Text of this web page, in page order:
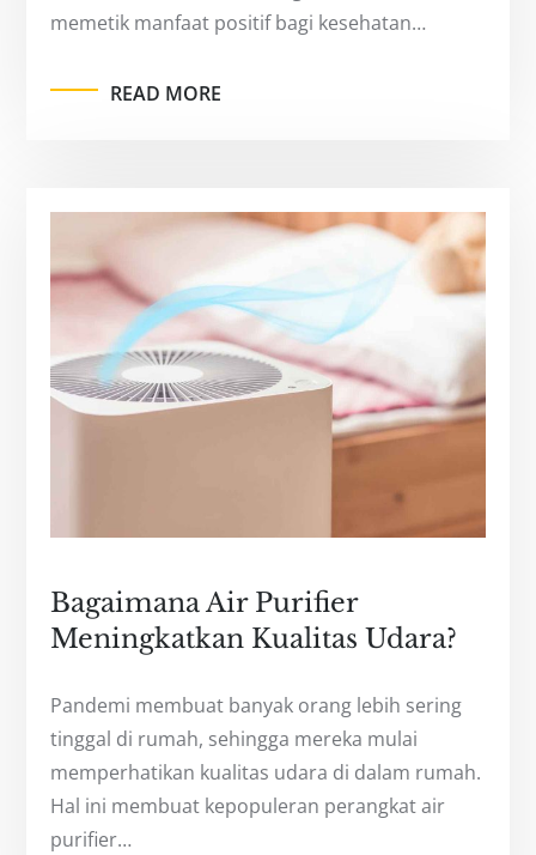
memetik manfaat positif bagi kesehatan…
READ MORE
Bagaimana Air Purifier
Meningkatkan Kualitas Udara?
Pandemi membuat banyak orang lebih sering
tinggal di rumah, sehingga mereka mulai
memperhatikan kualitas udara di dalam rumah.
Hal ini membuat kepopuleran perangkat air
purifier…